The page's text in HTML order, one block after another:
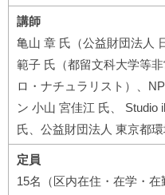
講師
亀山 章 氏（公益財団法人
範子 氏（都留文科大学等
ロ・ナチュラリスト）、
ン 小山 宮佳江 氏、 Studio
氏、公益財団法人 東京都
定員
15名（区内在住・在学・